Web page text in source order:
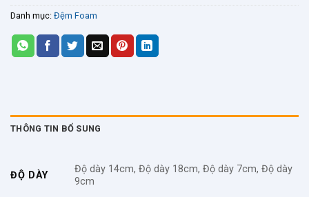
Danh mục: Đệm Foam
THÔNG TIN BỔ SUNG
ĐỘ DÀY
Độ dày 14cm, Độ dày 18cm, Độ dày 7cm, Độ dày
9cm